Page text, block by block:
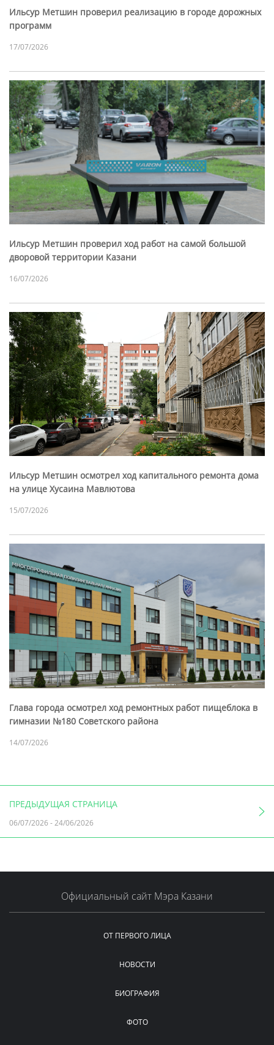
Ильсур Метшин проверил реализацию в городе дорожных
программ
17/07/2026
Ильсур Метшин проверил ход работ на самой большой
дворовой территории Казани
16/07/2026
Ильсур Метшин осмотрел ход капитального ремонта дома
на улице Хусаина Мавлютова
15/07/2026
Глава города осмотрел ход ремонтных работ пищеблока в
гимназии №180 Советского района
14/07/2026
ПРЕДЫДУЩАЯ СТРАНИЦА
06/07/2026 -24/06/2026
Официальный сайт Мэра Казани
ОТ ПЕРВОГО ЛИЦА
НОВОСТИ
БИОГРАФИЯ
ФОТО